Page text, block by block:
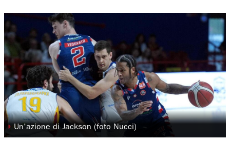
◗ Un'azione di Jackson (foto Nucci)